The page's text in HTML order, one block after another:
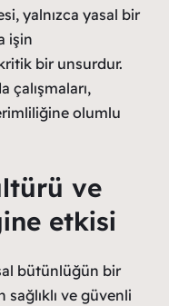
yalnızca yasal bir
işin
bir unsurdur.
çalışmaları,
olumlu
ve
etkisi
bütünlüğün bir
sağlıklı ve güvenli